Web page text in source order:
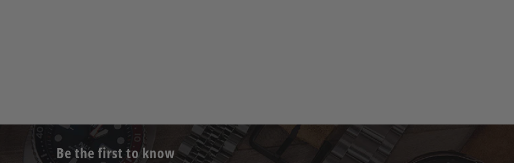
Be the first to know